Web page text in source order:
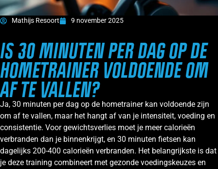
Mathijs Resoort 9 november 2025
IS 30 MINUTEN PER DAG OP DE
HOMETRAINER VOLDOENDE OM
AF TE VALLEN?
Ja, 30 minuten per dag op de hometrainer kan voldoende zijn
om af te vallen, maar het hangt af van je intensiteit, voeding en
consistentie. Voor gewichtsverlies moet je meer calorieën
verbranden dan je binnenkrijgt, en 30 minuten fietsen kan
dagelijks 200-400 calorieën verbranden. Het belangrijkste is dat
je deze training combineert met gezonde voedingskeuzes en